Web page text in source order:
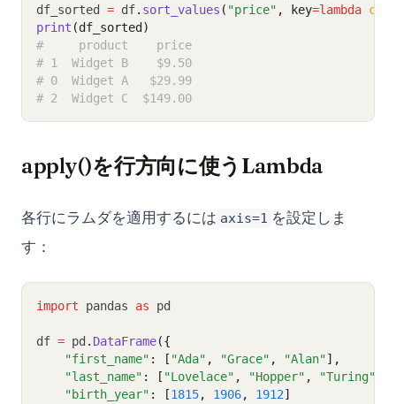
df_sorted = df. sort_values ( "price" , key=lambda col
print (df_sorted)
#     product    price
# 1  Widget B    $9.50
# 0  Widget A   $29.99
# 2  Widget C  $149.00
apply()を行方向に使うLambda
各行にラムダを適用するには axis=1 を設定しま
す：
import pandas as pd
df = pd . DataFrame({
"first_name" : [ "Ada" , "Grace" , "Alan"],
"last_name" : [ "Lovelace" , "Hopper" , "Turing"
"birth_year" : [1815, 1906, 1912]